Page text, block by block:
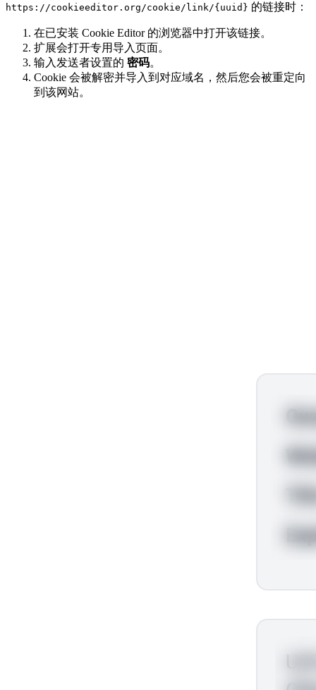
https://cookieeditor.org/cookie/link/{uuid} 的链接时：
在已安装 Cookie Editor 的浏览器中打开该链接。
扩展会打开专用导入页面。
输入发送者设置的 密码。
Cookie 会被解密并导入到对应域名，然后您会被重定向
到该网站。